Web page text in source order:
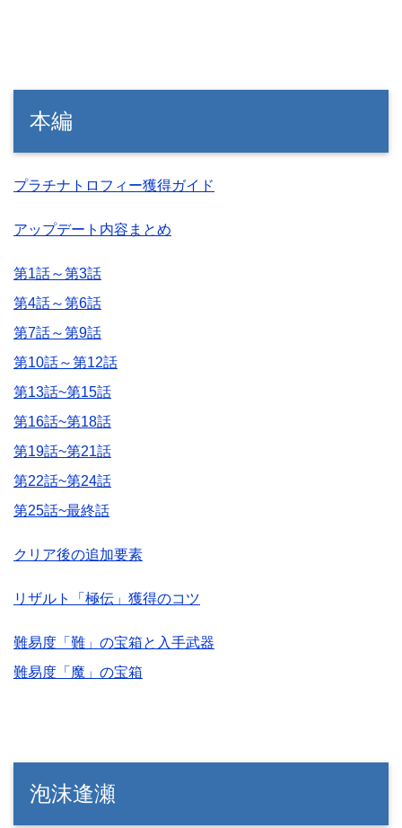
本編
プラチナトロフィー獲得ガイド
アップデート内容まとめ
第1話～第3話
第4話～第6話
第7話～第9話
第10話～第12話
第13話~第15話
第16話~第18話
第19話~第21話
第22話~第24話
第25話~最終話
クリア後の追加要素
リザルト「極伝」獲得のコツ
難易度「難」の宝箱と入手武器
難易度「魔」の宝箱
泡沫逢瀬